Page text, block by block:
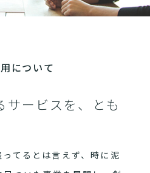
について
サービスを、とも
てるとは言えず、時に泥